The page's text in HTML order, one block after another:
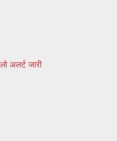
अलर्ट जारी